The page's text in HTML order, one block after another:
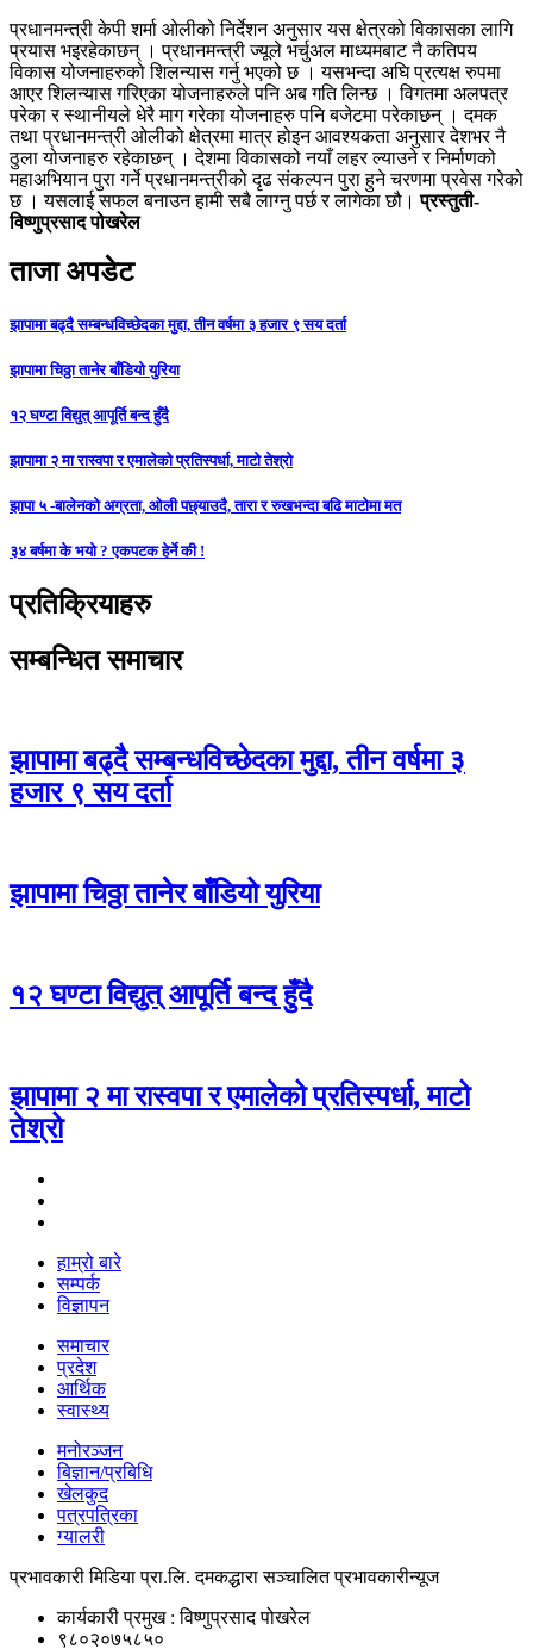
प्रधानमन्त्री केपी शर्मा ओलीको निर्देशन अनुसार यस क्षेत्रको विकासका लागि
प्रयास भइरहेकाछन् । प्रधानमन्त्री ज्यूले भर्चुअल माध्यमबाट नै कतिपय
विकास योजनाहरुको शिलन्यास गर्नु भएको छ । यसभन्दा अघि प्रत्यक्ष रुपमा
आएर शिलन्यास गरिएका योजनाहरुले पनि अब गति लिन्छ । विगतमा अलपत्र
परेका र स्थानीयले धेरै माग गरेका योजनाहरु पनि बजेटमा परेकाछन् । दमक
तथा प्रधानमन्त्री ओलीको क्षेत्रमा मात्र होइन आवश्यकता अनुसार देशभर नै
ठुला योजनाहरु रहेकाछन् । देशमा विकासको नयाँ लहर ल्याउने र निर्माणको
महाअभियान पुरा गर्ने प्रधानमन्त्रीको दृढ संकल्पन पुरा हुने चरणमा प्रवेस गरेको
छ । यसलाई सफल बनाउन हामी सबै लाग्नु पर्छ र लागेका छौ।प्रस्तुती-
विष्णुप्रसाद पोखरेल
ताजा अपडेट
झापामा बढ्दै सम्बन्धविच्छेदका मुद्दा, तीन वर्षमा ३ हजार ९ सय दर्ता
झापामा चिठ्ठा तानेर बाँडियो युरिया
१२ घण्टा विद्युत् आपूर्ति बन्द हुँदै
झापामा २ मा रास्वपा र एमालेको प्रतिस्पर्धा, माटो तेश्रो
झापा ५ -बालेनको अग्रता, ओली पछ्याउदै, तारा र रुखभन्दा बढि माटोमा मत
३४ बर्षमा के भयो ? एकपटक हेर्ने की !
प्रतिक्रियाहरु
सम्बन्धित समाचार
झापामा बढ्दै सम्बन्धविच्छेदका मुद्दा, तीन वर्षमा ३
हजार ९ सय दर्ता
झापामा चिठ्ठा तानेर बाँडियो युरिया
१२ घण्टा विद्युत् आपूर्ति बन्द हुँदै
झापामा २ मा रास्वपा र एमालेको प्रतिस्पर्धा, माटो
तेश्रो
हाम्रो बारे
सम्पर्क
विज्ञापन
समाचार
प्रदेश
आर्थिक
स्वास्थ्य
मनोरञ्जन
बिज्ञान/प्रबिधि
खेलकुद
पत्रपत्रिका
ग्यालरी
प्रभावकारी मिडिया प्रा.लि. दमकद्धारा सञ्चालित प्रभावकारीन्यूज
कार्यकारी प्रमुख : विष्णुप्रसाद पोखरेल
९८०२०७५८५०